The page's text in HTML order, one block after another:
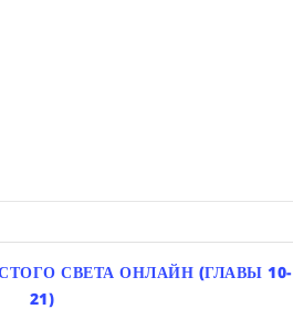
СВЕТА ОНЛАЙН (ГЛАВЫ 10-
21)